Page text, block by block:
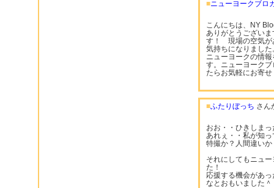
■ニューヨークブロ
こんにちは、NY
ありがとうござい
す！ 現場の空気が
気持ちになりました
ニューヨークの情
す。ニューヨーク
たらお気軽にお寄
■ふたりぼっち さん
おお・・ひきしまっ
あれぇ・・私が知
特撮か？人間違いか
それにしてもニュ
た！
応援する機会があ
なとおもいました＾